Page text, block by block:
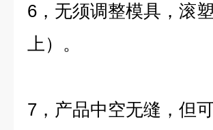
6，无须调整模具，滚
上）。
7，产品中空无缝，但